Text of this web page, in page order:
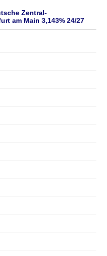
Zentral-
am Main 3,143% 24/27